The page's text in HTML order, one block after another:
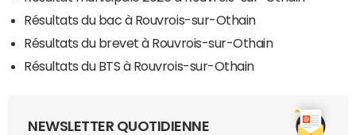
Résultats du bac à Rouvrois-sur-Othain
Résultats du brevet à Rouvrois-sur-Othain
Résultats du BTS à Rouvrois-sur-Othain
NEWSLETTER QUOTIDIENNE